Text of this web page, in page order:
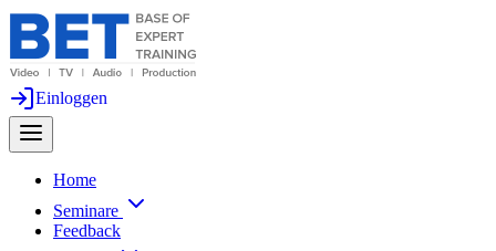
Einloggen
Home
Seminare
Feedback